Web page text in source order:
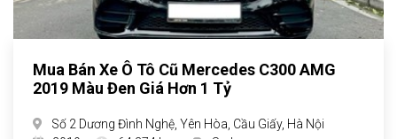
Mua Bán Xe Ô Tô Cũ Mercedes C300 AMG
2019 Màu Đen Giá Hơn 1 Tỷ
Số 2 Dương Đình Nghệ, Yên Hòa, Cầu Giấy, Hà Nội